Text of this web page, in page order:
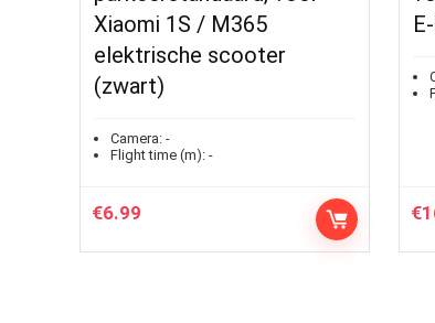
Xiaomi 1S / M365
elektrische scooter
(zwart)
Camera: -
Flight time (m): -
€6.99 €